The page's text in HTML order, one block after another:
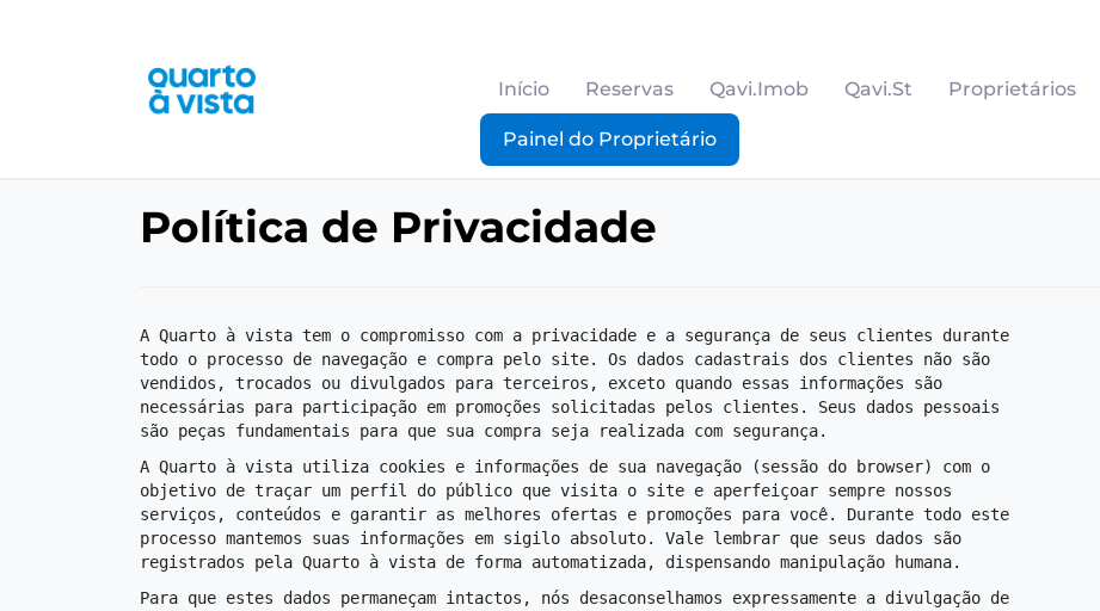
Início Reservas Qavi.Imob Qavi.St Proprietários
Painel do Proprietário
Política de Privacidade
A Quarto à vista tem o compromisso com a privacidade e a segurança de seus clientes durante
todo o processo de navegação e compra pelo site. Os dados cadastrais dos clientes não são
vendidos, trocados ou divulgados para terceiros, exceto quando essas informações são
necessárias para participação em promoções solicitadas pelos clientes. Seus dados pessoais
são peças fundamentais para que sua compra seja realizada com segurança.
A Quarto à vista utiliza cookies e informações de sua navegação (sessão do browser) com o
objetivo de traçar um perfil do público que visita o site e aperfeiçoar sempre nossos
serviços, conteúdos e garantir as melhores ofertas e promoções para você. Durante todo este
processo mantemos suas informações em sigilo absoluto. Vale lembrar que seus dados são
registrados pela Quarto à vista de forma automatizada, dispensando manipulação humana.
Para que estes dados permaneçam intactos, nós desaconselhamos expressamente a divulgação de